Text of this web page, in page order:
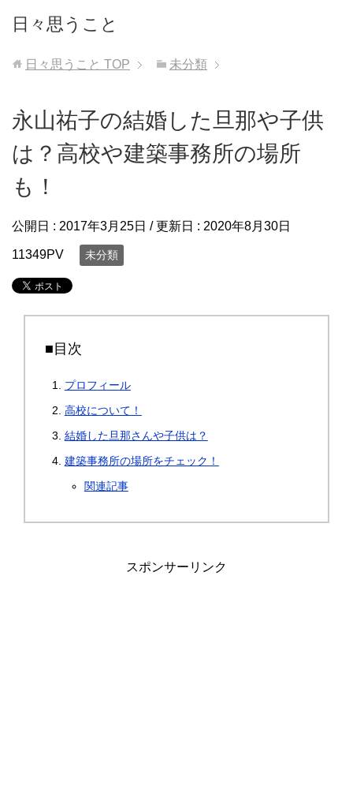
日々思うこと
日々思うこと TOP 未分類
永山祐子の結婚した旦那や子供
は？高校や建築事務所の場所
も！
公開日 : 2017年3月25日 / 更新日 : 2020年8月30日
11349PV 未分類
■目次
プロフィール
高校について！
結婚した旦那さんや子供は？
建築事務所の場所をチェック！
関連記事
スポンサーリンク